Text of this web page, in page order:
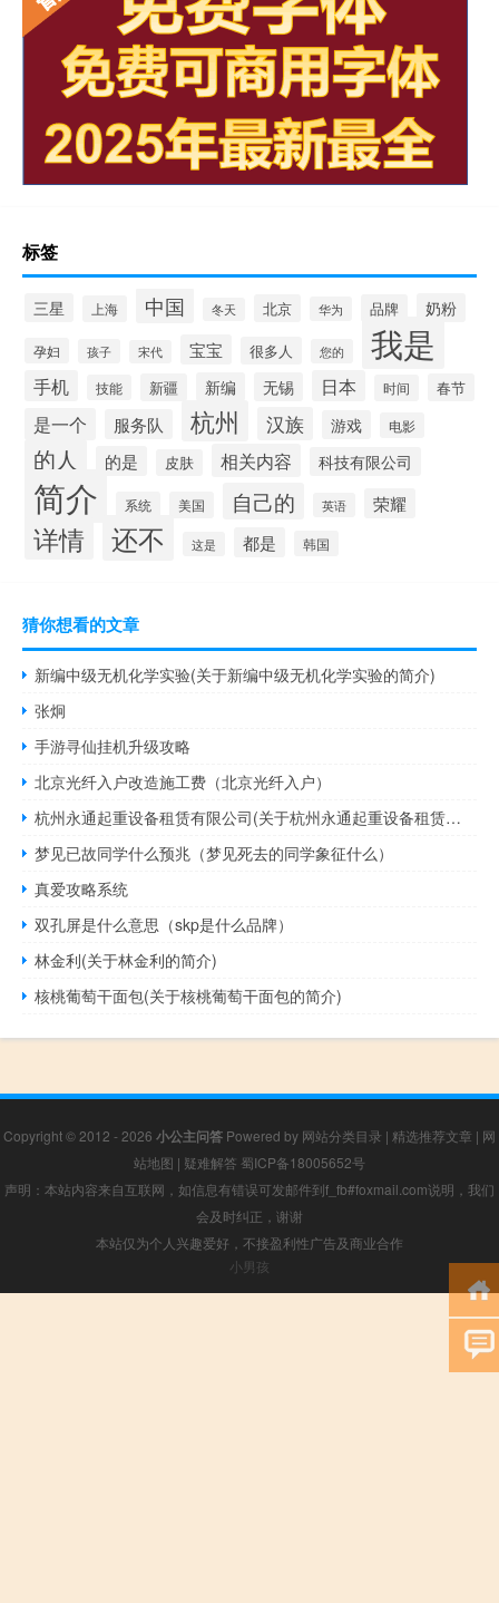
标签
三星 上海 中国 冬天 北京 华为 品牌 奶粉
孕妇 孩子 宋代 宝宝 很多人 您的 我是
手机 技能 新疆 新编 无锡 日本 时间 春节
是一个 服务队 杭州 汉族 游戏 电影
的人 的是 皮肤 相关内容 科技有限公司
简介 系统 美国 自己的 英语 荣耀
详情 还不 这是 都是 韩国
猜你想看的文章
新编中级无机化学实验(关于新编中级无机化学实验的简介)
张炯
手游寻仙挂机升级攻略
北京光纤入户改造施工费（北京光纤入户）
杭州永通起重设备租赁有限公司(关于杭州永通起重设备租赁有限公司的简介)
梦见已故同学什么预兆（梦见死去的同学象征什么）
真爱攻略系统
双孔屏是什么意思（skp是什么品牌）
林金利(关于林金利的简介)
核桃葡萄干面包(关于核桃葡萄干面包的简介)
Copyright © 2012 - 2026 小公主问答 Powered by 网站分类目录 | 精选推荐文章 | 网
站地图 | 疑难解答 蜀ICP备18005652号
声明：本站内容来自互联网，如信息有错误可发邮件到f_fb#foxmail.com说明，我们
会及时纠正，谢谢
本站仅为个人兴趣爱好，不接盈利性广告及商业合作
小男孩